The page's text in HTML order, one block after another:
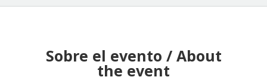
Sobre el evento / About
the event